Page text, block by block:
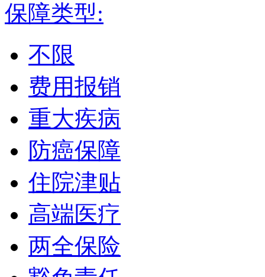
保障类型:
不限
费用报销
重大疾病
防癌保障
住院津贴
高端医疗
两全保险